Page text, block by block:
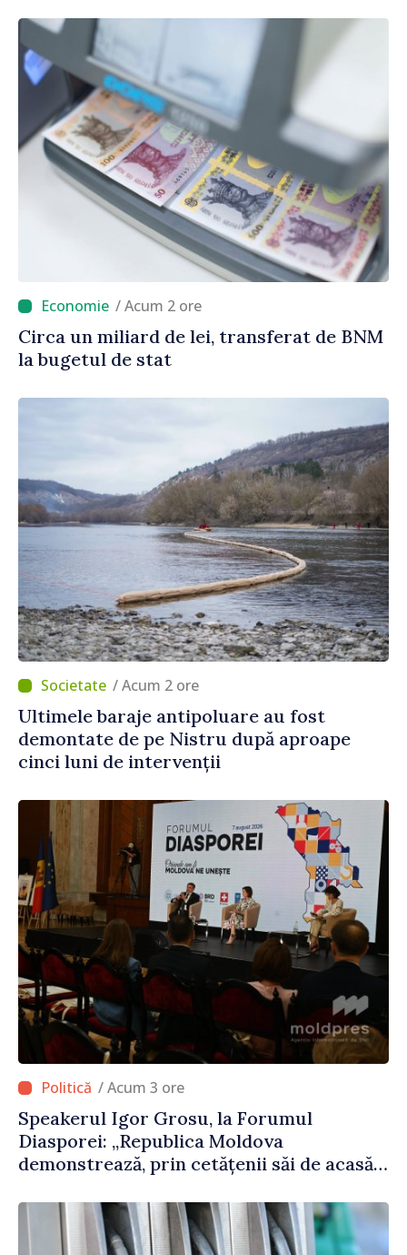
/ Acum 2 ore
Circa un miliard de lei, transferat de BNM
la bugetul de stat
/ Acum 2 ore
Ultimele baraje antipoluare au fost
demontate de pe Nistru după aproape
cinci luni de intervenții
/ Acum 3 ore
Speakerul Igor Grosu, la Forumul
Diasporei: „Republica Moldova
demonstrează, prin cetățenii săi de acasă
parte a marii familii europene”